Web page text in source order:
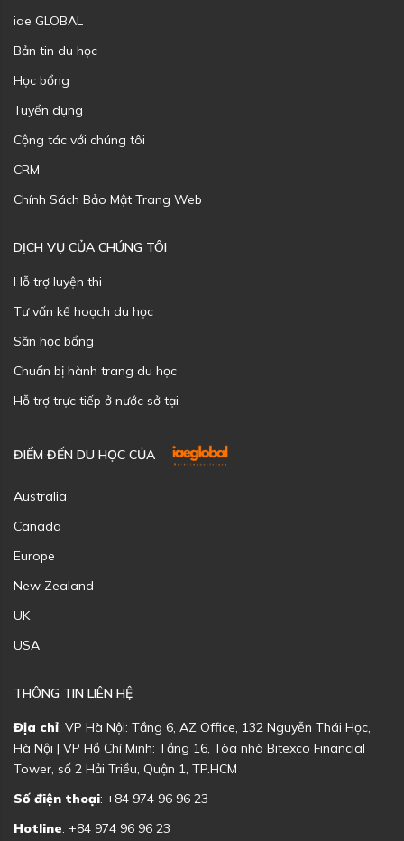
iae GLOBAL
Bản tin du học
Học bổng
Tuyển dụng
Cộng tác với chúng tôi
CRM
Chính Sách Bảo Mật Trang Web
DỊCH VỤ CỦA CHÚNG TÔI
Hỗ trợ luyện thi
Tư vấn kế hoạch du học
Săn học bổng
Chuẩn bị hành trang du học
Hỗ trợ trực tiếp ở nước sở tại
ĐIỂM ĐẾN DU HỌC CỦA
Australia
Canada
Europe
New Zealand
UK
USA
THÔNG TIN LIÊN HỆ
Địa chỉ: VP Hà Nội: Tầng 6, AZ Office, 132 Nguyễn Thái Học,
Hà Nội | VP Hồ Chí Minh: Tầng 16, Tòa nhà Bitexco Financial
Tower, số 2 Hải Triều, Quận 1, TP.HCM
Số điện thoại: +84 974 96 96 23
Hotline: +84 974 96 96 23